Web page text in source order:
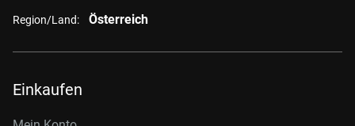
Region/Land: Österreich
Einkaufen